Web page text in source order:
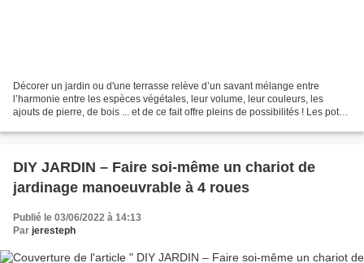
Décorer un jardin ou d'une terrasse relève d’un savant mélange entre
l’harmonie entre les espèces végétales, leur volume, leur couleurs, les
ajouts de pierre, de bois ... et de ce fait offre pleins de possibilités ! Les pots,
DIY JARDIN – Faire soi-même un chariot de
jardinage manoeuvrable à 4 roues
Publié le 03/06/2022 à 14:13
Par jeresteph